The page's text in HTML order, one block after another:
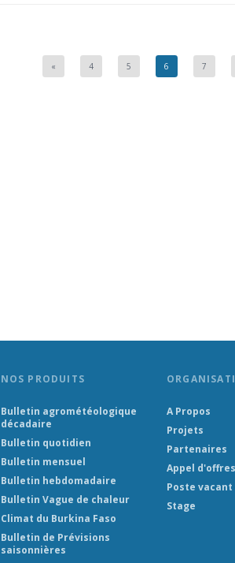
« 4 5 6 7
NOS PRODUITS
Bulletin agrométéologique
décadaire
Bulletin quotidien
Bulletin mensuel
Bulletin hebdomadaire
Bulletin Vague de chaleur
Climat du Burkina Faso
Bulletin de Prévisions
saisonnières
A Propos
Projets
Partenaires
Appel
Poste vacant
Stage